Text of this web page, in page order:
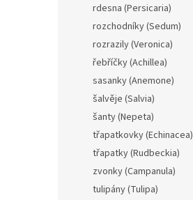
rdesna (Persicaria)
rozchodníky (Sedum)
rozrazily (Veronica)
řebříčky (Achillea)
sasanky (Anemone)
šalvěje (Salvia)
šanty (Nepeta)
třapatkovky (Echinacea)
třapatky (Rudbeckia)
zvonky (Campanula)
tulipány (Tulipa)